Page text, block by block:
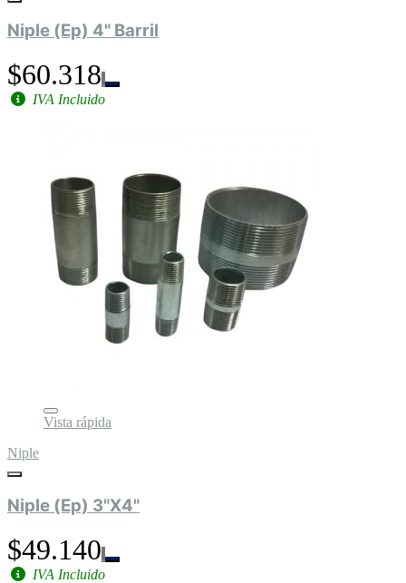
Niple (Ep) 4" Barril
$60.318
IVA Incluido
Vista rápida
Niple
Niple (Ep) 3"X4"
$49.140
IVA Incluido